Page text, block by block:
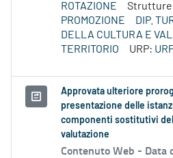
ROTAZIONE
PROMOZIONE
DIP.
DELLA CULTURA E
TERRITORIO
URP:
Approvata ulteriore
presentazione delle
componenti sostitutivi
valutazione
Contenuto Web - Data